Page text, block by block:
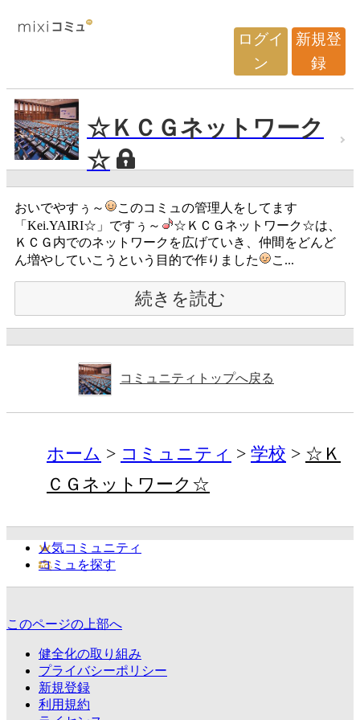
ログイ
ン
新規登
録
☆ＫＣＧネットワーク
☆
おいでやすぅ～
このコミュの管理人をしてます
「Kei.YAIRI☆」ですぅ～
☆ＫＣＧネットワーク☆は、
ＫＣＧ内でのネットワークを広げていき、仲間をどんど
ん増やしていこうという目的で作りました
こ...
続きを読む
コミュニティトップへ戻る
ホーム コミュニティ 学校
☆Ｋ
ＣＧネットワーク☆
人気コミュニティ
コミュを探す
このページの上部へ
健全化の取り組み
プライバシーポリシー
新規登録
利用規約